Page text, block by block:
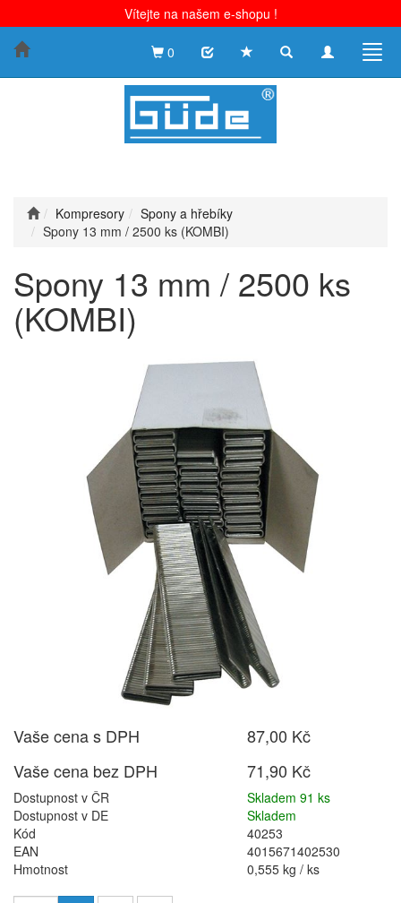
Vítejte na našem e-shopu !
Toggle
Toggle
0
Kompresory
Spony a hřebíky
Spony 13 mm / 2500 ks (KOMBI)
Spony 13 mm / 2500 ks
(KOMBI)
Vaše cena s DPH
87,00 Kč
Vaše cena bez DPH
71,90 Kč
Dostupnost v ČR
Skladem 91 ks
Dostupnost v DE
Skladem
Kód
40253
EAN
4015671402530
Hmotnost
0,555 kg / ks